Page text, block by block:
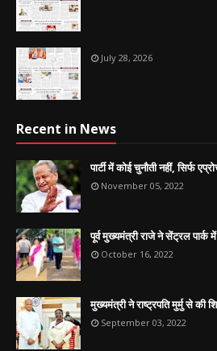
July 28, 2026
Recent in News
पार्टी में कोई चुनौती नहीं, सिर्फ
November 05, 2022
पूर्व मुख्यमंत्री राजे ने सेंट्रल पार्क में
October 16, 2022
मुख्यमंत्री ने राष्ट्रपति मुर्मु से की
September 03, 2022